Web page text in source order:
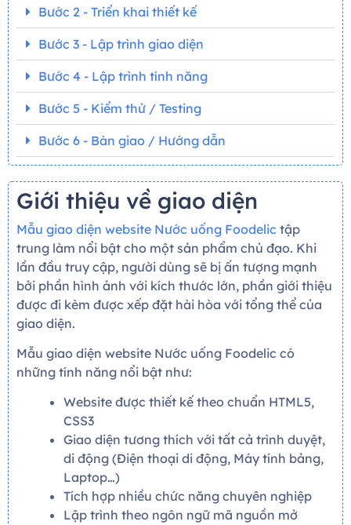
Bước 2 - Triển khai thiết kế
Bước 3 - Lập trình giao diện
Bước 4 - Lập trình tính năng
Bước 5 - Kiểm thử / Testing
Bước 6 - Bàn giao / Hướng dẫn
Giới thiệu về giao diện
Mẫu giao diện website Nước uống Foodelic tập
trung làm nổi bật cho một sản phẩm chủ đạo. Khi
lần đầu truy cập, người dùng sẽ bị ấn tượng mạnh
bởi phần hình ảnh với kích thước lớn, phần giới thiệu
được đi kèm được xếp đặt hài hòa với tổng thể của
giao diện.
Mẫu giao diện website Nước uống Foodelic có
những tính năng nổi bật như:
Website được thiết kế theo chuẩn HTML5,
CSS3
Giao diện tương thích với tất cả trình duyệt,
di động (Điện thoại di động, Máy tính bảng,
Laptop…)
Tích hợp nhiều chức năng chuyên nghiệp
Lập trình theo ngôn ngữ mã nguồn mở